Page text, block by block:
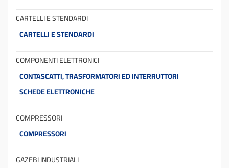
CARTELLI E STENDARDI
CARTELLI E STENDARDI
COMPONENTI ELETTRONICI
CONTASCATTI, TRASFORMATORI ED INTERRUTTORI
SCHEDE ELETTRONICHE
COMPRESSORI
COMPRESSORI
GAZEBI INDUSTRIALI